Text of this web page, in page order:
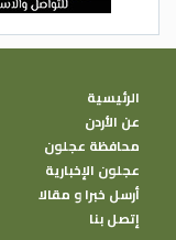
الرئيسية
عن الأردن
محافظة عجلون
عجلون الإخبارية
أرسل خبرا و مقالا
إتصل بنا